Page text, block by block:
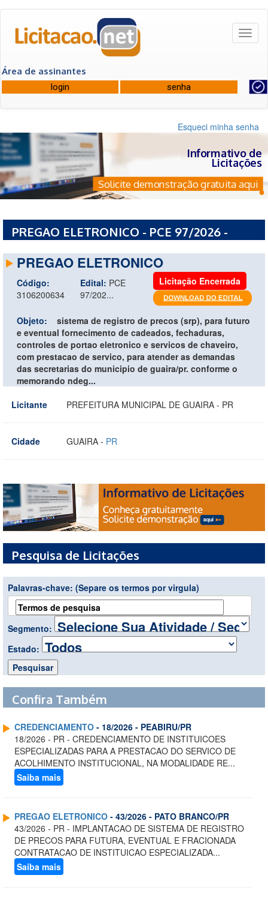
Área de assinantes
Esqueci minha senha
Informativo de
Licitações
Solicite demonstração gratuita aqui
PREGAO ELETRONICO - PCE 97/2026 -
PREGAO ELETRONICO
Código:
3106200634
Edital: PCE
97/202...
Licitação Encerrada
Objeto:
sistema de registro de precos (srp), para futuro
e eventual fornecimento de cadeados, fechaduras,
controles de portao eletronico e servicos de chaveiro,
com prestacao de servico, para atender as demandas
das secretarias do municipio de guaira/pr. conforme o
memorando ndeg...
Licitante
PREFEITURA MUNICIPAL DE GUAIRA - PR
Cidade GUAIRA - PR
Pesquisa de Licitações
Palavras-chave: (Separe os termos por virgula)
Segmento:
Estado:
Confira Também
CREDENCIAMENTO - 18/2026 - PEABIRU/PR
18/2026 - PR - CREDENCIAMENTO DE INSTITUICOES
ESPECIALIZADAS PARA A PRESTACAO DO SERVICO DE
ACOLHIMENTO INSTITUCIONAL, NA MODALIDADE RE...
Saiba mais
PREGAO ELETRONICO - 43/2026 - PATO BRANCO/PR
43/2026 - PR - IMPLANTACAO DE SISTEMA DE REGISTRO
DE PRECOS PARA FUTURA, EVENTUAL E FRACIONADA
CONTRATACAO DE INSTITUICAO ESPECIALIZADA...
Saiba mais